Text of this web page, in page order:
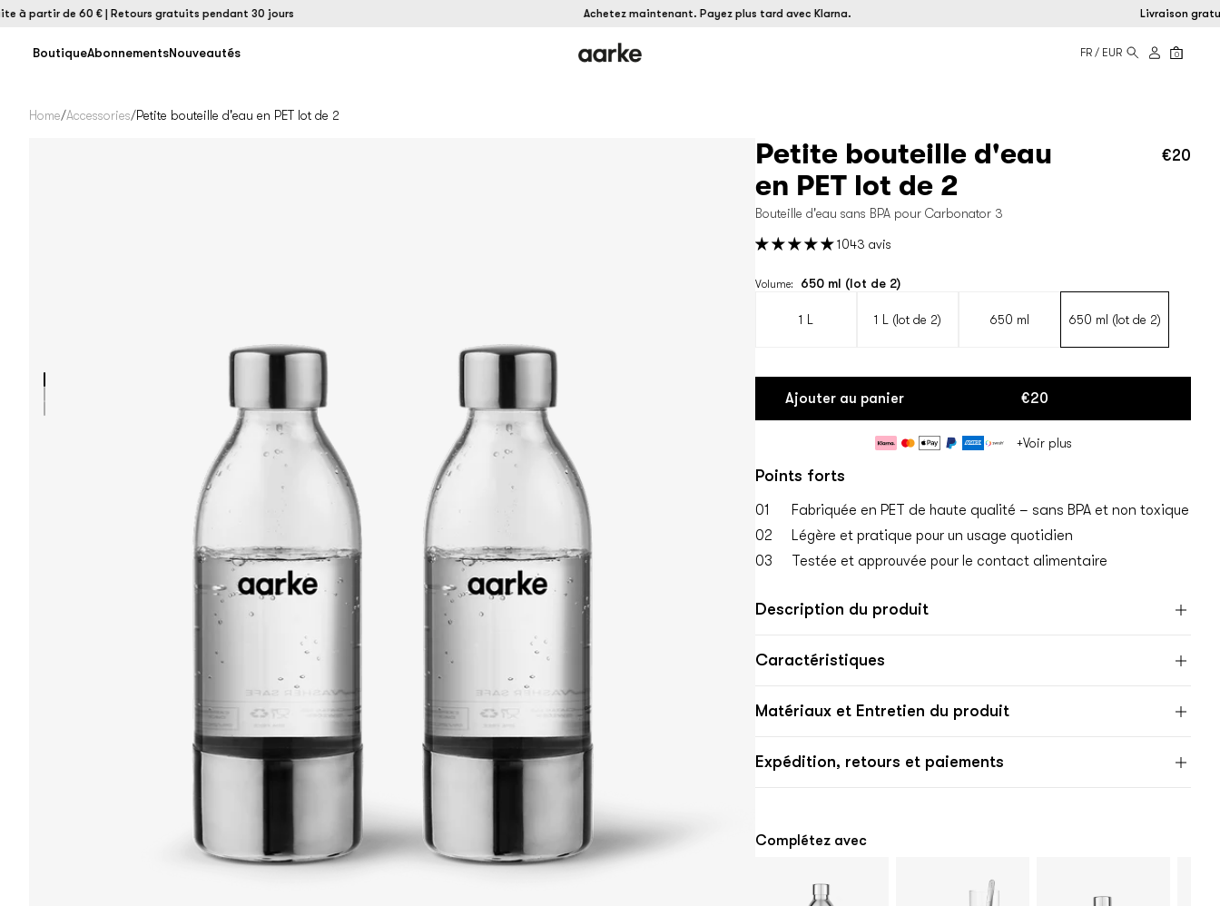
de 60 € | Retours gratuits pendant 30 jours Achetez maintenant. Payez plus tard avec Klarna. Livraison gratuite
BoutiqueAbonnementsNouveautés FR / EUR 0
Home/Accessories/Petite bouteille d'eau en PET lot de 2
Petite bouteille d'eau
en PET lot de 2
Bouteille d'eau sans BPA pour Carbonator 3
€20
1043 avis
Volume: 650 ml (lot de 2)
1 L 1 L (lot de 2) 650 ml 650 ml (lot de 2)
Ajouter au panier €20
Méthodes+Voir plus
Points forts
01
Fabriquée en PET de haute qualité – sans BPA et non toxique
02
Légère et pratique pour un usage quotidien
03
Testée et approuvée pour le contact alimentaire
Description du produit
Caractéristiques
Matériaux et Entretien du produit
Expédition, retours et paiements
Complétez avec